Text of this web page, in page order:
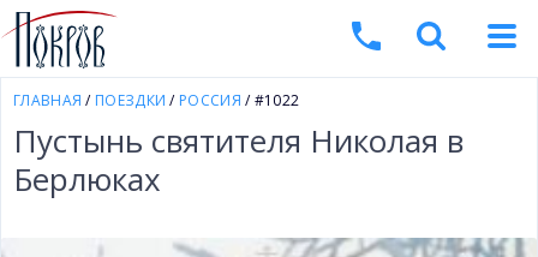
ГЛАВНАЯ / ПОЕЗДКИ / РОССИЯ / #1022
Пустынь святителя Николая в
Берлюках